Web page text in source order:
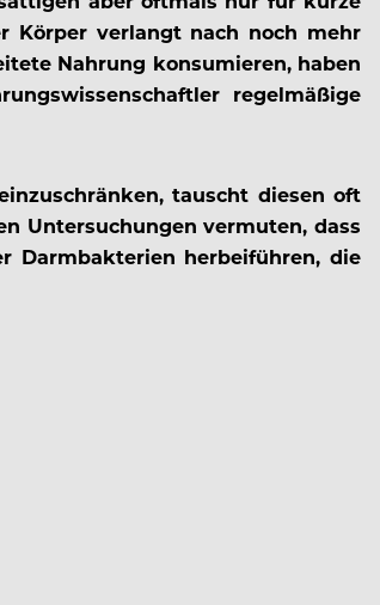
Körper verlangt nach noch mehr
Nahrung konsumieren, haben
regelmäßige
tauscht diesen oft
Untersuchungen vermuten, dass
Darmbakterien herbeiführen, die